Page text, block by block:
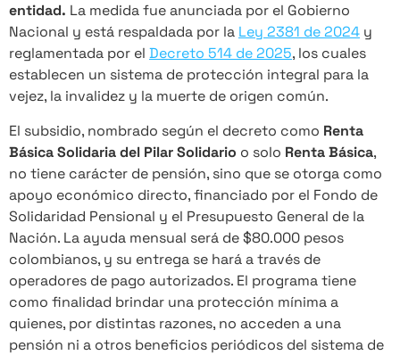
entidad. La medida fue anunciada por el Gobierno
Nacional y está respaldada por la Ley 2381 de 2024 y
reglamentada por el Decreto 514 de 2025, los cuales
establecen un sistema de protección integral para la
vejez, la invalidez y la muerte de origen común.
El subsidio, nombrado según el decreto como Renta
Básica Solidaria del Pilar Solidario o solo Renta Básica,
no tiene carácter de pensión, sino que se otorga como
apoyo económico directo, financiado por el Fondo de
Solidaridad Pensional y el Presupuesto General de la
Nación. La ayuda mensual será de $80.000 pesos
colombianos, y su entrega se hará a través de
operadores de pago autorizados. El programa tiene
como finalidad brindar una protección mínima a
quienes, por distintas razones, no acceden a una
pensión ni a otros beneficios periódicos del sistema de